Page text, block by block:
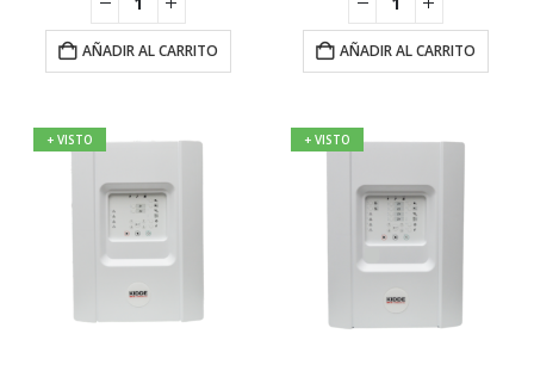
era:
27,51 €.14,10 €.
AÑADIR AL CARRITO
era:
226,86 €.
AÑADIR AL CARRITO
+ VISTO + VISTO